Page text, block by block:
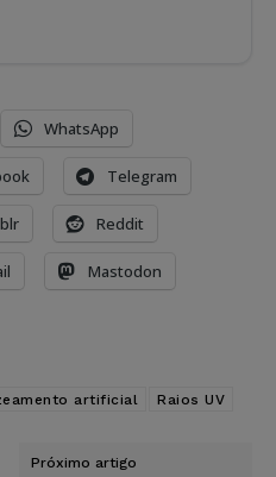
WhatsApp
Telegram
Reddit
Mastodon
artificial Raios UV
Próximo artigo